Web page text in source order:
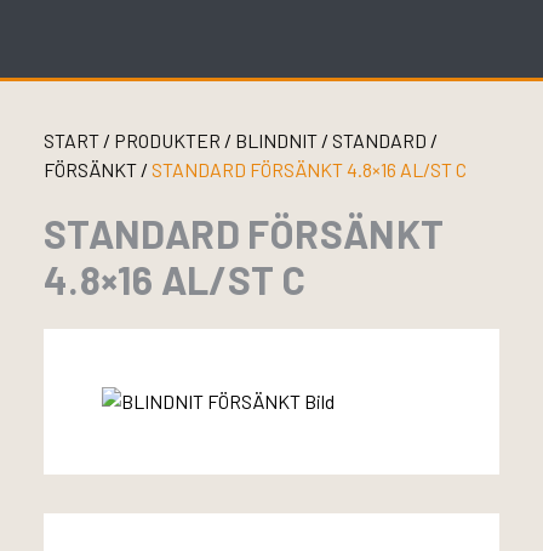
START/ PRODUKTER / BLINDNIT / STANDARD /
FÖRSÄNKT / STANDARD FÖRSÄNKT 4.8×16 AL/ST C
STANDARD FÖRSÄNKT
4.8×16 AL/ST C